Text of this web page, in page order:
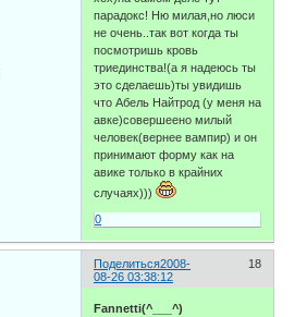
парадокс! Ню милая,но люси
не очень..так вот когда ты
посмотришь кровь
триединства!(а я надеюсь ты
это сделаешь)ты увидишь
что Абель Найтрод (у меня на
авке)совершеено милый
человек(вернее вампир) и он
принимают форму как на
авике только в крайних
случаях)))
0
Поделиться 18
2008-
08-26 03:38:12
Fannetti(^___^)